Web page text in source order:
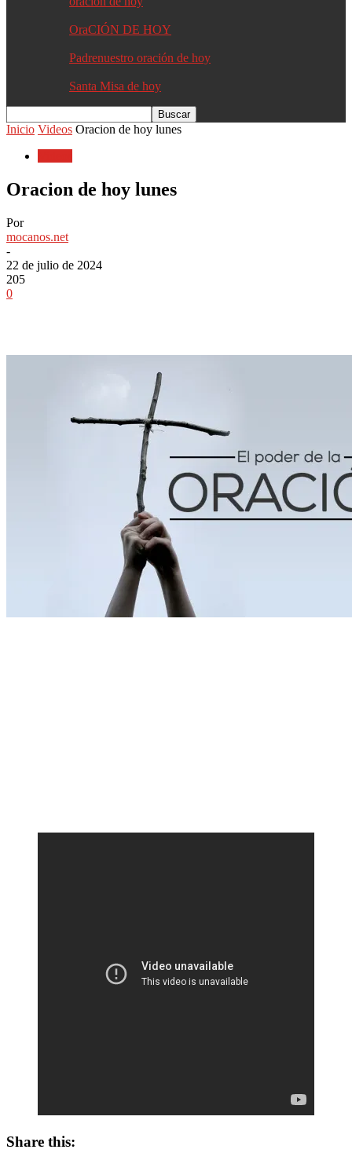
OraCIÓN DE HOY
Padrenuestro oración de hoy
Santa Misa de hoy
Inicio Videos Oracion de hoy lunes
Oracion de hoy lunes
Por
mocanos.net
-
22 de julio de 2024
205
0
Share this: